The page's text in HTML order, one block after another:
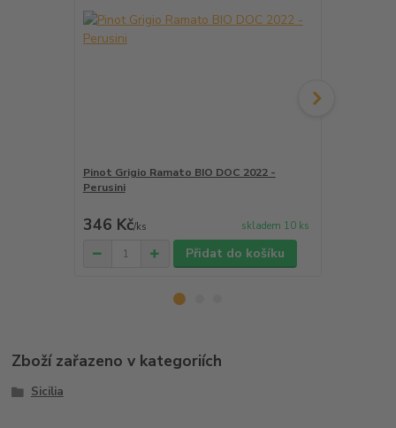
Pinot Grigio Ramato BIO DOC 2022 -
Perusini
346 Kč/ks skladem 10 ks
Přidat do košíku
Zboží zařazeno v kategoriích
Sicilia